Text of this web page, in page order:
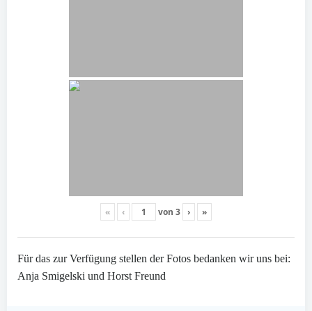
« ‹ von 3 › »
Für das zur Verfügung stellen der Fotos bedanken wir uns bei:
Anja Smigelski und Horst Freund